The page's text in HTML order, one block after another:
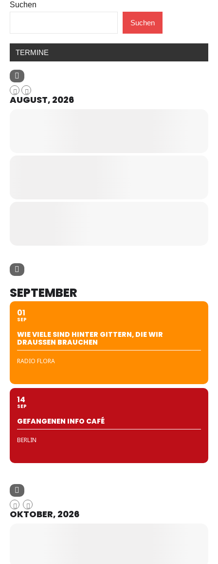
Suchen
Suchen
TERMINE
AUGUST, 2026
SEPTEMBER
01
SEP
WIE VIELE SIND HINTER GITTERN, DIE WIR
DRAUSSEN BRAUCHEN
RADIO FLORA
14
SEP
GEFANGENEN INFO CAFÉ
BERLIN
OKTOBER, 2026